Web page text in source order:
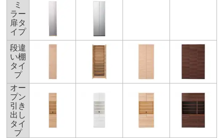
■サイズ：幅155高さ180奥行44cm・重さ86kg、テレビ台
デッキ収納部内寸…約幅47.8×奥行40×高さ15.5cm
■テレビ台収納部内寸：幅150.4ｃｍ 奥行40.5ｃｍ 高
さ 90ｃｍ
■素材：前面…（ア）熱硬化性樹脂化粧合板（イ）（ウ）
化粧合板（オレフィンシート）、側面…化粧合板、TV設置
面…化粧板（ポストフォーム加工）
■TV台天板耐荷重：約40kg
■デッキ収納部3カ所
■4口コンセント付き
■転倒防止バンド付き
ミ
ラー
扉タ
イプ
段違
い棚
タイ
プ
オー
プン
引き
出し
タイ
プ